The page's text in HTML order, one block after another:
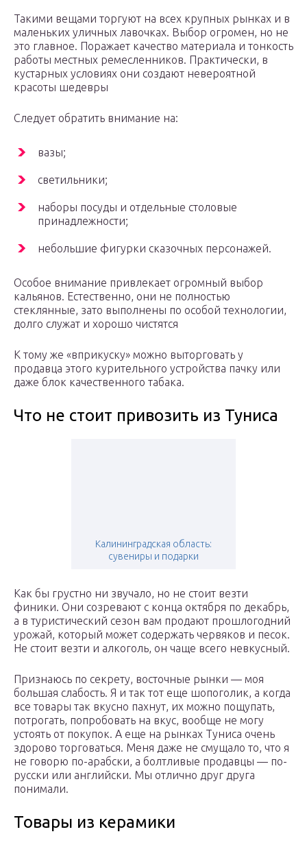
Такими вещами торгуют на всех крупных рынках и в
маленьких уличных лавочках. Выбор огромен, но не
это главное. Поражает качество материала и тонкость
работы местных ремесленников. Практически, в
кустарных условиях они создают невероятной
красоты шедевры
Следует обратить внимание на:
вазы;
светильники;
наборы посуды и отдельные столовые
принадлежности;
небольшие фигурки сказочных персонажей.
Особое внимание привлекает огромный выбор
кальянов. Естественно, они не полностью
стеклянные, зато выполнены по особой технологии,
долго служат и хорошо чистятся
К тому же «вприкуску» можно выторговать у
продавца этого курительного устройства пачку или
даже блок качественного табака.
Что не стоит привозить из Туниса
Калининградская область:
сувениры и подарки
Как бы грустно ни звучало, но не стоит везти
финики. Они созревают с конца октября по декабрь,
а в туристический сезон вам продают прошлогодний
урожай, который может содержать червяков и песок.
Не стоит везти и алкоголь, он чаще всего невкусный.
Признаюсь по секрету, восточные рынки — моя
большая слабость. Я и так тот еще шопоголик, а когда
все товары так вкусно пахнут, их можно пощупать,
потрогать, попробовать на вкус, вообще не могу
устоять от покупок. А еще на рынках Туниса очень
здорово торговаться. Меня даже не смущало то, что я
не говорю по-арабски, а болтливые продавцы — по-
русски или английски. Мы отлично друг друга
понимали.
Товары из керамики